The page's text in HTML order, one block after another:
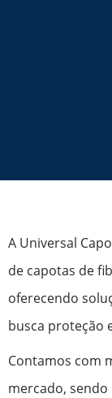
A Universal
de capotas de
oferecendo
busca proteção
Contamos com
mercado,